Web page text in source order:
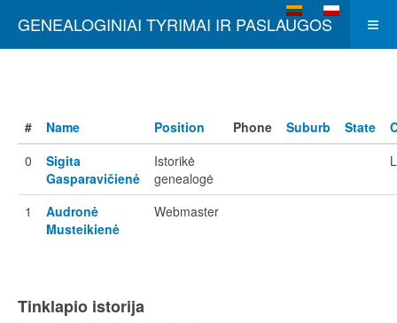
GENEALOGINIAI TYRIMAI IR PASLAUGOS
Select your language
# Name Position Phone Suburb State
0
Sigita
Gasparavičienė
Istorikė
genealogė
1
Audronė
Musteikienė
Webmaster
Tinklapio istorija